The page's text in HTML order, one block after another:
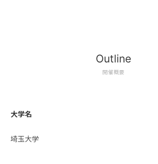
Outline
開催概要
大学名
埼玉大学